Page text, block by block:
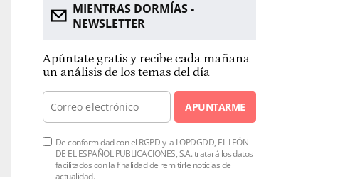
MIENTRAS DORMÍAS -
NEWSLETTER
Apúntate gratis y recibe cada mañana
un análisis de los temas del día
APUNTARME
De conformidad con el RGPD y la LOPDGDD, EL LEÓN
DE EL ESPAÑOL PUBLICACIONES, S.A. tratará los datos
facilitados con la finalidad de remitirle noticias de
actualidad.